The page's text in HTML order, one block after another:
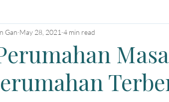
Gan May 28, 2021 4 min read